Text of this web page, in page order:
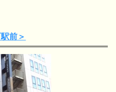
前＞